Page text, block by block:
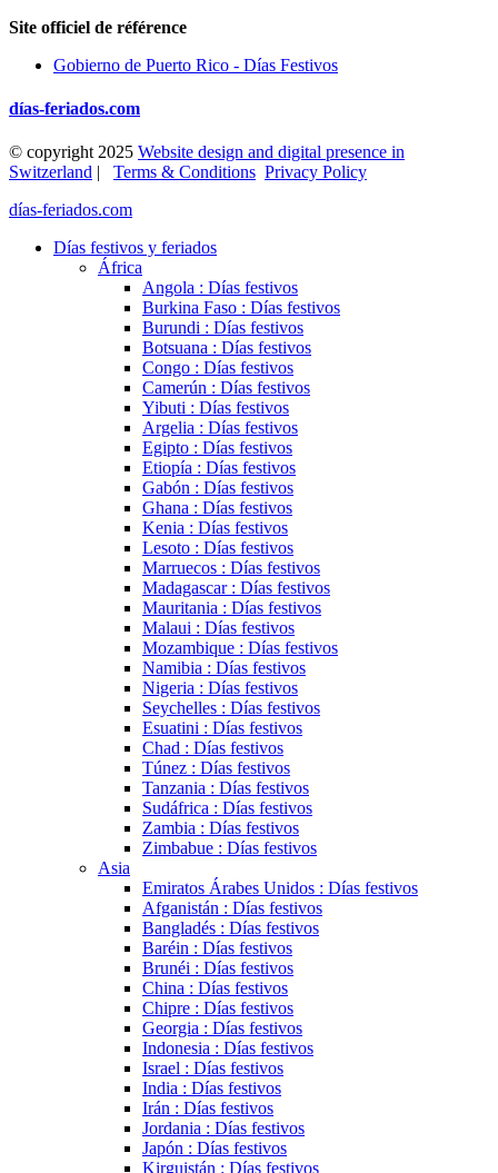
Site officiel de référence
Gobierno de Puerto Rico - Días Festivos
días-feriados.com
© copyright 2025 Website design and digital presence in
Switzerland | Terms & Conditions Privacy Policy
días-feriados.com
Días festivos y feriados
África
Angola : Días festivos
Burkina Faso : Días festivos
Burundi : Días festivos
Botsuana : Días festivos
Congo : Días festivos
Camerún : Días festivos
Yibuti : Días festivos
Argelia : Días festivos
Egipto : Días festivos
Etiopía : Días festivos
Gabón : Días festivos
Ghana : Días festivos
Kenia : Días festivos
Lesoto : Días festivos
Marruecos : Días festivos
Madagascar : Días festivos
Mauritania : Días festivos
Malaui : Días festivos
Mozambique : Días festivos
Namibia : Días festivos
Nigeria : Días festivos
Seychelles : Días festivos
Esuatini : Días festivos
Chad : Días festivos
Túnez : Días festivos
Tanzania : Días festivos
Sudáfrica : Días festivos
Zambia : Días festivos
Zimbabue : Días festivos
Asia
Emiratos Árabes Unidos : Días festivos
Afganistán : Días festivos
Bangladés : Días festivos
Baréin : Días festivos
Brunéi : Días festivos
China : Días festivos
Chipre : Días festivos
Georgia : Días festivos
Indonesia : Días festivos
Israel : Días festivos
India : Días festivos
Irán : Días festivos
Jordania : Días festivos
Japón : Días festivos
Kirguistán : Días festivos